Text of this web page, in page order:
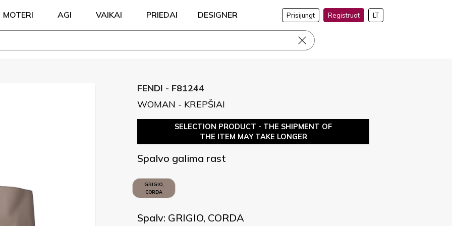
MOTERI AGI VAIKAI PRIEDAI DESIGNER Prisijungt Registruot LT
FENDI - F81244
WOMAN - KREPŠIAI
SELECTION PRODUCT - THE SHIPMENT OF
THE ITEM MAY TAKE LONGER
Spalvo galima rast
GRIGIO,
CORDA
Spalv: GRIGIO, CORDA